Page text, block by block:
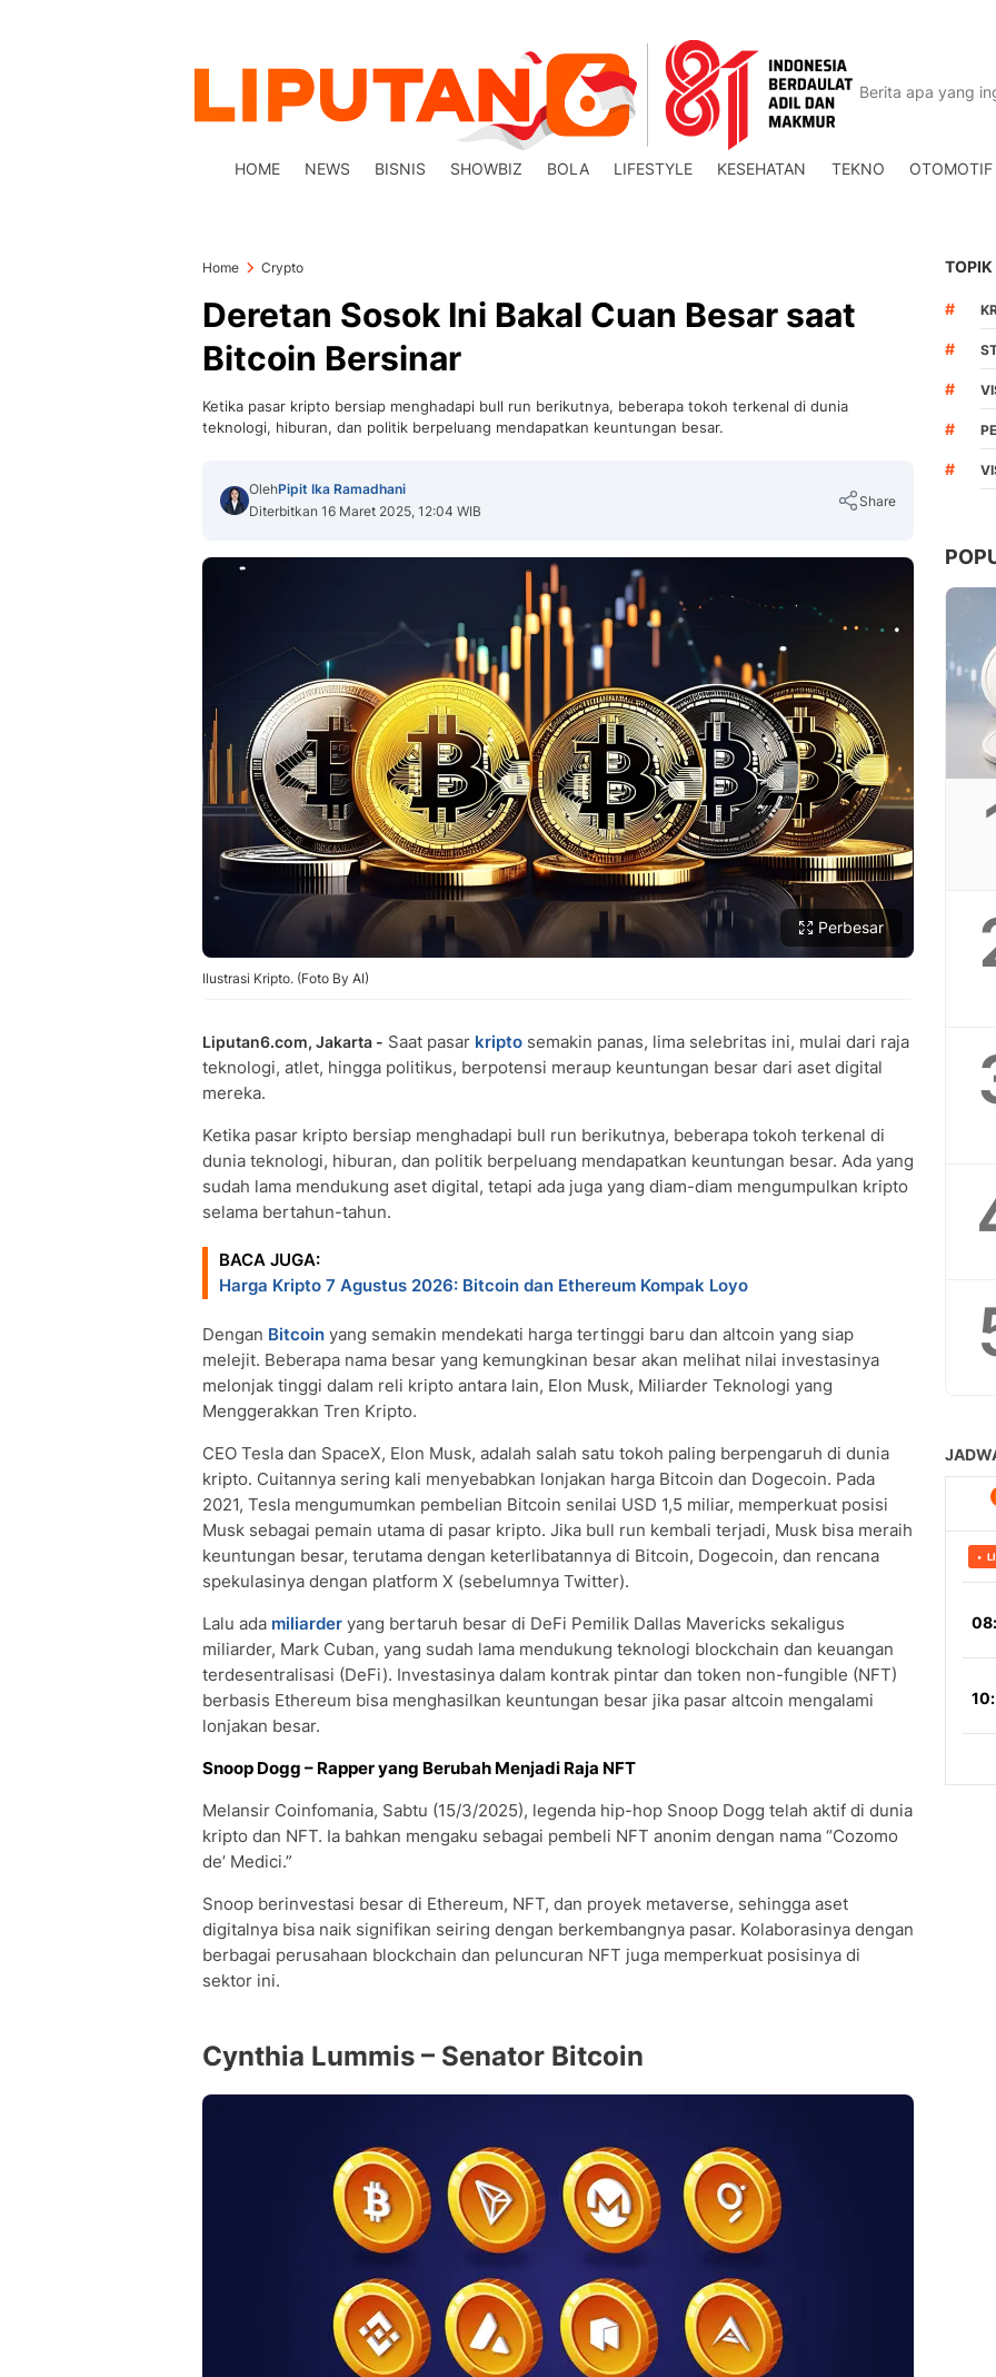
HOME NEWS BISNIS SHOWBIZ BOLA LIFESTYLE KESEHATAN TEKNO OTOMOTIF
Home Crypto
Deretan Sosok Ini Bakal Cuan Besar saat
Bitcoin Bersinar
Ketika pasar kripto bersiap menghadapi bull run berikutnya, beberapa tokoh terkenal di dunia
teknologi, hiburan, dan politik berpeluang mendapatkan keuntungan besar.
OlehPipit Ika Ramadhani
Diterbitkan 16 Maret 2025, 12:04 WIB
Share
Copy Link
Perbesar
Ilustrasi Kripto. (Foto By AI)
Liputan6.com, Jakarta - Saat pasar kripto semakin panas, lima selebritas ini, mulai dari raja
teknologi, atlet, hingga politikus, berpotensi meraup keuntungan besar dari aset digital
mereka.
Ketika pasar kripto bersiap menghadapi bull run berikutnya, beberapa tokoh terkenal di
dunia teknologi, hiburan, dan politik berpeluang mendapatkan keuntungan besar. Ada yang
sudah lama mendukung aset digital, tetapi ada juga yang diam-diam mengumpulkan kripto
selama bertahun-tahun.
BACA JUGA:
Harga Kripto 7 Agustus 2026: Bitcoin dan Ethereum Kompak Loyo
Dengan Bitcoin yang semakin mendekati harga tertinggi baru dan altcoin yang siap
melejit. Beberapa nama besar yang kemungkinan besar akan melihat nilai investasinya
melonjak tinggi dalam reli kripto antara lain, Elon Musk, Miliarder Teknologi yang
Menggerakkan Tren Kripto.
CEO Tesla dan SpaceX, Elon Musk, adalah salah satu tokoh paling berpengaruh di dunia
kripto. Cuitannya sering kali menyebabkan lonjakan harga Bitcoin dan Dogecoin. Pada
2021, Tesla mengumumkan pembelian Bitcoin senilai USD 1,5 miliar, memperkuat posisi
Musk sebagai pemain utama di pasar kripto. Jika bull run kembali terjadi, Musk bisa meraih
keuntungan besar, terutama dengan keterlibatannya di Bitcoin, Dogecoin, dan rencana
spekulasinya dengan platform X (sebelumnya Twitter).
Lalu ada miliarder yang bertaruh besar di DeFi Pemilik Dallas Mavericks sekaligus
miliarder, Mark Cuban, yang sudah lama mendukung teknologi blockchain dan keuangan
terdesentralisasi (DeFi). Investasinya dalam kontrak pintar dan token non-fungible (NFT)
berbasis Ethereum bisa menghasilkan keuntungan besar jika pasar altcoin mengalami
lonjakan besar.
Snoop Dogg – Rapper yang Berubah Menjadi Raja NFT
Melansir Coinfomania, Sabtu (15/3/2025), legenda hip-hop Snoop Dogg telah aktif di dunia
kripto dan NFT. Ia bahkan mengaku sebagai pembeli NFT anonim dengan nama “Cozomo
de’ Medici.”
Snoop berinvestasi besar di Ethereum, NFT, dan proyek metaverse, sehingga aset
digitalnya bisa naik signifikan seiring dengan berkembangnya pasar. Kolaborasinya dengan
berbagai perusahaan blockchain dan peluncuran NFT juga memperkuat posisinya di
sektor ini.
Cynthia Lummis – Senator Bitcoin
TOPIK
#
#
#
#
#